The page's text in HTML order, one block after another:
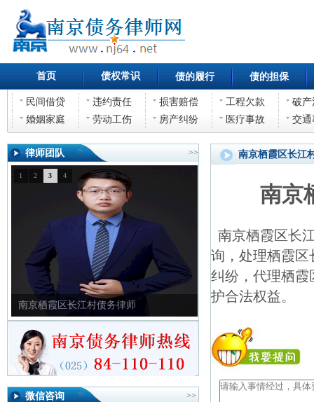
首页 债权常识 债的履行 债的担保
民间借贷 违约责任 损害赔偿 工程欠款
破产
婚姻家庭
劳动工伤 房产纠纷 医疗事故 交通
律师团队 >>
南京栖霞区长江村债务律师
1 2 3 4
微信咨询 >>
南京栖霞区长江
南京
南京栖霞区长
询，处理栖霞区
纠纷，代理栖霞
护合法权益。